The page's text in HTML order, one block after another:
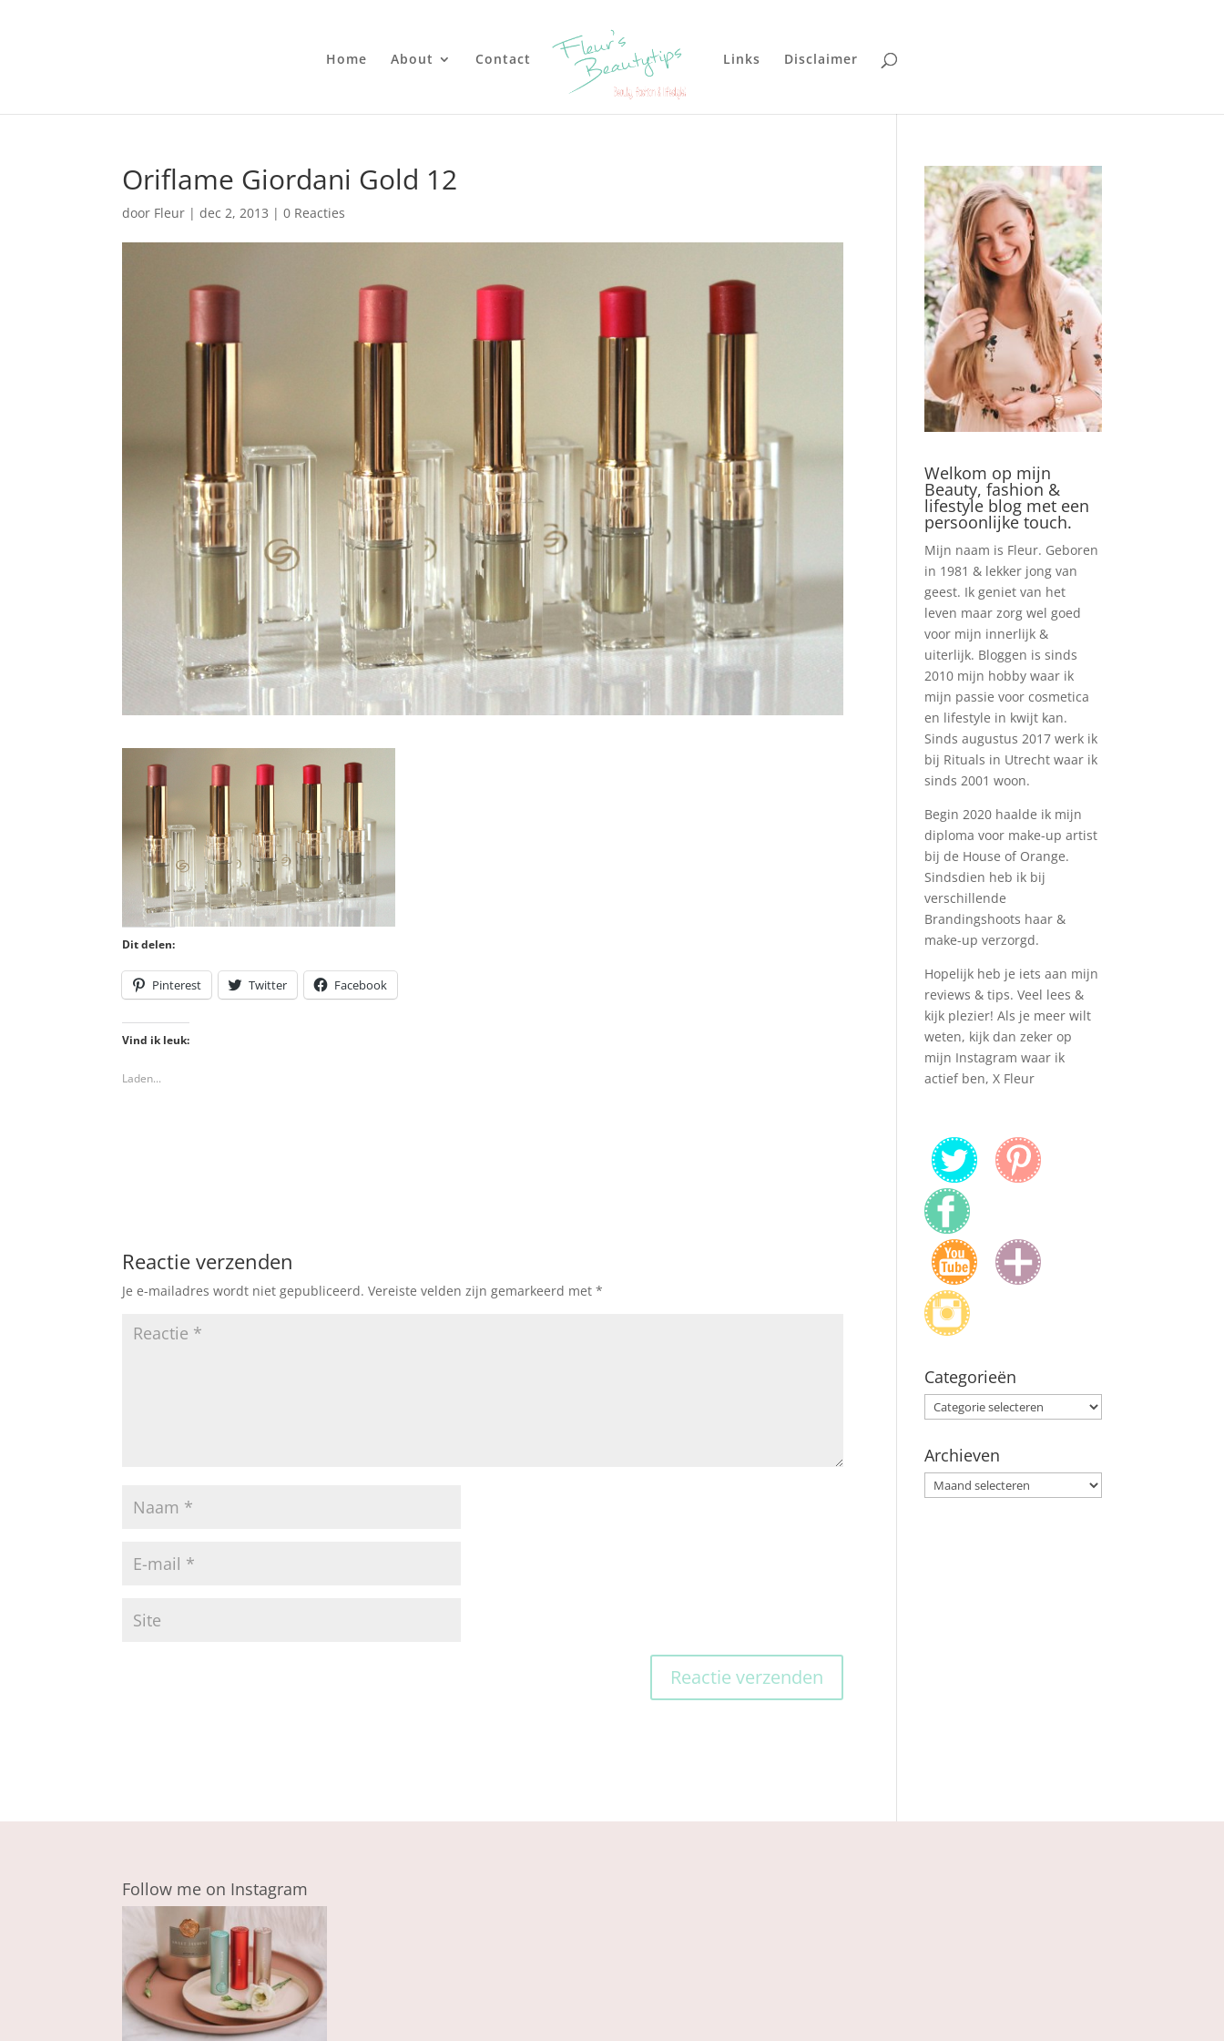
Home About Contact Links Disclaimer
Oriflame Giordani Gold 12
door Fleur |dec 2, 2013 |0 Reacties
Dit delen:
Pinterest Twitter Facebook
Vind ik leuk:
Laden...
Reactie verzenden
Je e-mailadres wordt niet gepubliceerd. Vereiste velden zijn gemarkeerd met*
Welkom op mijn
Beauty, fashion &
lifestyle blog met een
persoonlijke touch.
Mijn naam is Fleur. Geboren
in 1981 & lekker jong van
geest. Ik geniet van het
leven maar zorg wel goed
voor mijn innerlijk &
uiterlijk. Bloggen is sinds
2010 mijn hobby waar ik
mijn passie voor cosmetica
en lifestyle in kwijt kan.
Sinds augustus 2017 werk ik
bij Rituals in Utrecht waar ik
sinds 2001 woon.
Begin 2020 haalde ik mijn
diploma voor make-up artist
bij de House of Orange.
Sindsdien heb ik bij
verschillende
Brandingshoots haar &
make-up verzorgd.
Hopelijk heb je iets aan mijn
reviews & tips. Veel lees &
kijk plezier! Als je meer wilt
weten, kijk dan zeker op
mijn Instagram waar ik
actief ben, X Fleur
Categorieën
Categorieën
Archieven
Archieven
Follow me on Instagram